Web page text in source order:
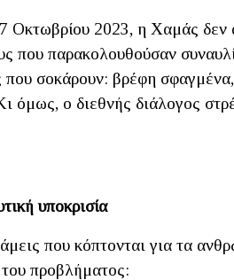
Οκτωβρίου 2023, η Χαμάς δεν
που παρακολουθούσαν
που σοκάρουν: βρέφη
όμως, ο διεθνής διάλογος
υποκρισία
που κόπτονται για τα
προβλήματος: